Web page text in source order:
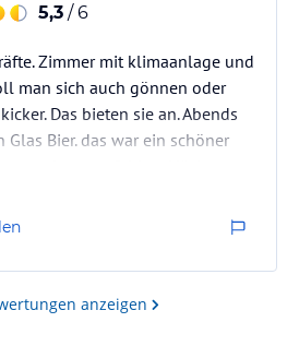
5,3 / 6
Zimmer mit klimaanlage und
man sich auch gönnen oder
Das bieten sie an. Abends
Glas Bier. das war ein schöner
anzeigen